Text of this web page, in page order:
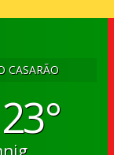
CASARÃO
23°